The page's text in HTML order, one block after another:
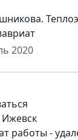
2020
работы -